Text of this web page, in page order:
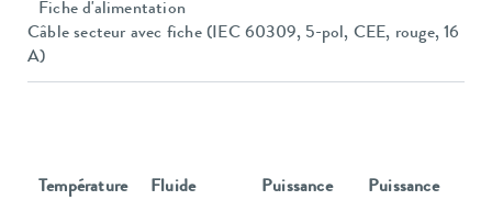
Fiche d'alimentation
Câble secteur avec fiche (IEC 60309, 5-pol, CEE, rouge, 16
A)
Température
Fluide
Puissance
Puissance